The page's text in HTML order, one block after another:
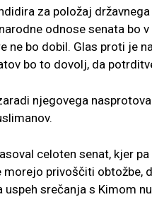
za položaj
odnose senata bo
ne bo dobil. Glas proti je
bo to dovolj, da
njegovega
celoten senat, kjer
privoščiti obtožbe,
uspeh srečanja s Kimom